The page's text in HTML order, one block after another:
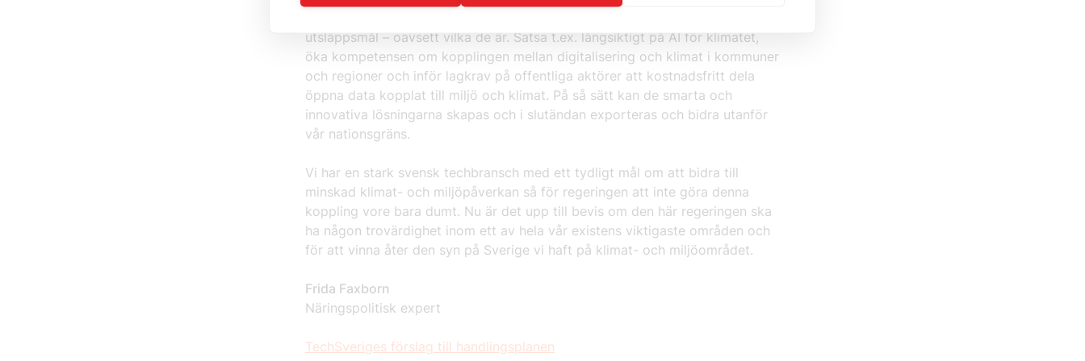
utsläppsmål – oavsett vilka de är. Satsa t.ex. långsiktigt på AI för klimatet,
öka kompetensen om kopplingen mellan digitalisering och klimat i kommuner
och regioner och inför lagkrav på offentliga aktörer att kostnadsfritt dela
öppna data kopplat till miljö och klimat. På så sätt kan de smarta och
innovativa lösningarna skapas och i slutändan exporteras och bidra utanför
vår nationsgräns.
Vi har en stark svensk techbransch med ett tydligt mål om att bidra till
minskad klimat- och miljöpåverkan så för regeringen att inte göra denna
koppling vore bara dumt. Nu är det upp till bevis om den här regeringen ska
ha någon trovärdighet inom ett av hela vår existens viktigaste områden och
för att vinna åter den syn på Sverige vi haft på klimat- och miljöområdet.
Frida Faxborn
Näringspolitisk expert
TechSveriges förslag till handlingsplanen